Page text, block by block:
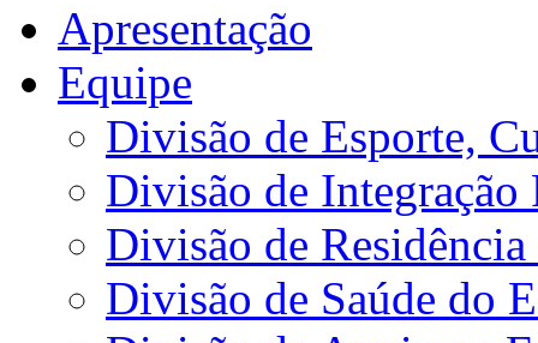
Apresentação
Equipe
Divisão de Esporte,
Divisão de Integração
Divisão de
Divisão de Saúde do